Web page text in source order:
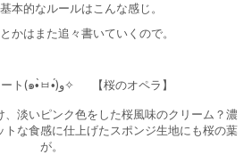
本的なルールはこんな感じ。
かはまた追々書いていくので。
それではスタート(๑•̀ㅂ•́)و✧ 【桜のオペラ】
、淡いピンク色をした桜風味のクリーム？濃
トな食感に仕上げたスポンジ生地にも桜の葉
が。